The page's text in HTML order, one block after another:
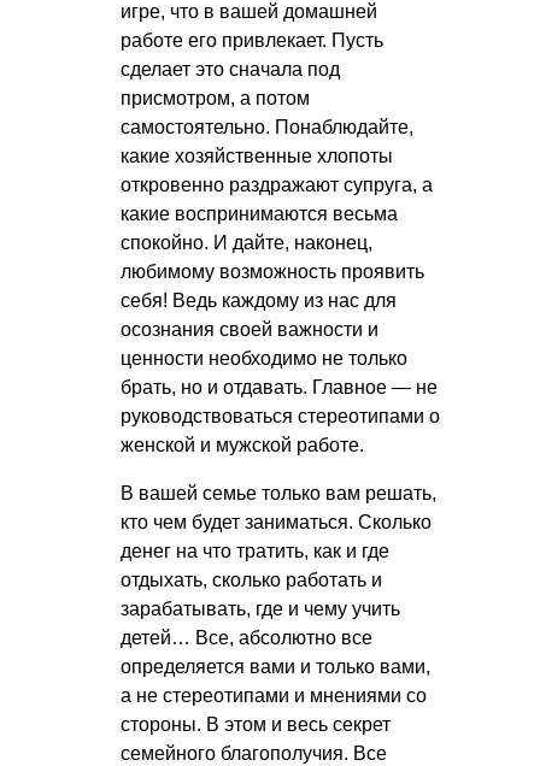
игре, что в вашей домашней
работе его привлекает. Пусть
сделает это сначала под
присмотром, а потом
самостоятельно. Понаблюдайте,
какие хозяйственные хлопоты
откровенно раздражают супруга, а
какие воспринимаются весьма
спокойно. И дайте, наконец,
любимому возможность проявить
себя! Ведь каждому из нас для
осознания своей важности и
ценности необходимо не только
брать, но и отдавать. Главное — не
руководствоваться стереотипами о
женской и мужской работе.
В вашей семье только вам решать,
кто чем будет заниматься. Сколько
денег на что тратить, как и где
отдыхать, сколько работать и
зарабатывать, где и чему учить
детей… Все, абсолютно все
определяется вами и только вами,
а не стереотипами и мнениями со
стороны. В этом и весь секрет
семейного благополучия. Все